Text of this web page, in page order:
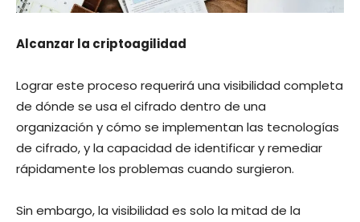
Alcanzar la criptoagilidad
Lograr este proceso requerirá una visibilidad completa
de dónde se usa el cifrado dentro de una
organización y cómo se implementan las tecnologías
de cifrado, y la capacidad de identificar y remediar
rápidamente los problemas cuando surgieron.
Sin embargo, la visibilidad es solo la mitad de la